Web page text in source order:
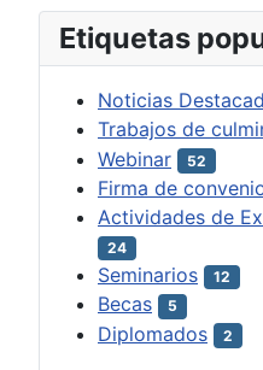
Etiquetas
Noticias
Trabajos de
Webinar 52
Firma de
Actividades de
24
Seminarios 12
Becas 5
Diplomados 2